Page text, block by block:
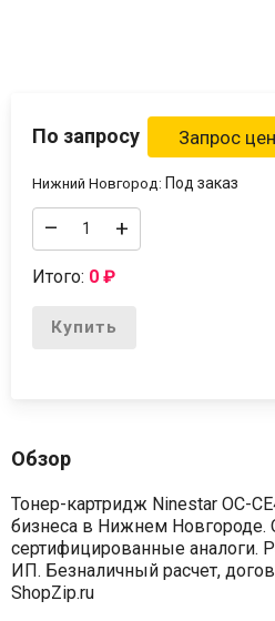
По запросу
Нижний Новгород: Под заказ
– +
Итого: 0₽
Купить
Обзор
Тонер-картридж Ninestar OC-
бизнеса в Нижнем Новгороде.
сертифицированные аналоги.
ИП. Безналичный расчет,
ShopZip.ru